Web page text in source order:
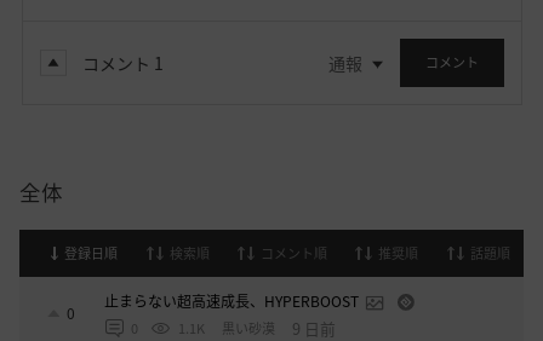
コメント 1 通報 コメント
全体
登録日順 検索順 コメント順 推奨順 話題順
0
止まらない超高速成長、HYPERBOOST
0 1.1K 黒い砂漠 9 日前